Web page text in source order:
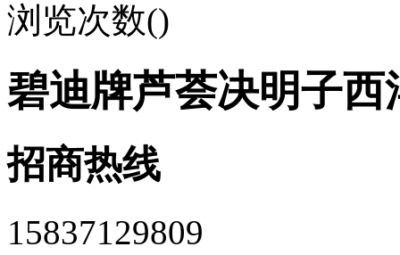
浏览次数()
碧迪牌芦荟决明子
招商热线
15837129809